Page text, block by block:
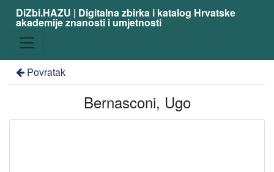
DiZbi.HAZU | Digitalna zbirka i katalog Hrvatske
akademije znanosti i umjetnosti
Povratak
Bernasconi, Ugo